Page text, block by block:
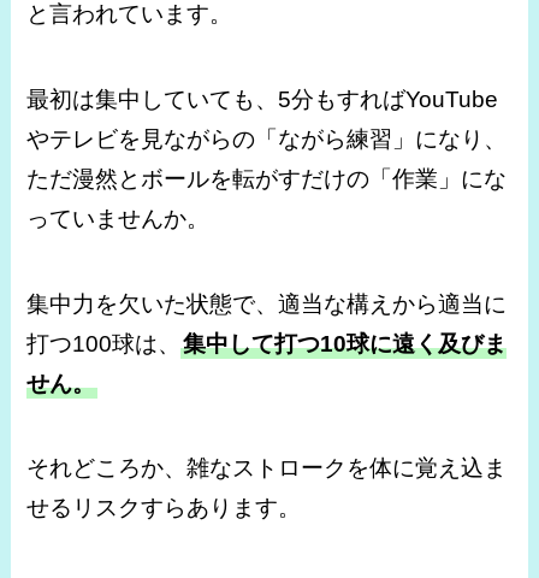
と言われています。
最初は集中していても、5分もすればYouTube
やテレビを見ながらの「ながら練習」になり、
ただ漫然とボールを転がすだけの「作業」にな
っていませんか。
集中力を欠いた状態で、適当な構えから適当に
打つ100球は、集中して打つ10球に遠く及びま
せん。
それどころか、雑なストロークを体に覚え込ま
せるリスクすらあります。